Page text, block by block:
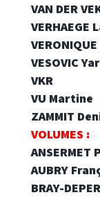
VAN DER
VERHAEGE
VERONIQUE
VESOVIC
VKR
VU Martine
ZAMMIT
VOLUMES :
ANSERMET
AUBRY
BRAY-